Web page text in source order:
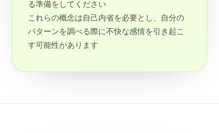
る準備をしてください
これらの概念は自己内省を必要とし、自分の
パターンを調べる際に不快な感情を引き起こ
す可能性があります